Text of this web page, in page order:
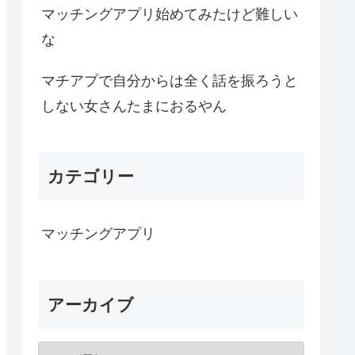
マッチングアプリ始めてみたけど難しい
な
マチアプで自分からは全く話を振ろうと
しない女さんたまにおるやん
カテゴリー
マッチングアプリ
アーカイブ